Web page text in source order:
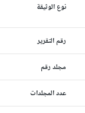
نوع الوثيقة
رقم التقرير
مجلد رقم
عدد المجلدات